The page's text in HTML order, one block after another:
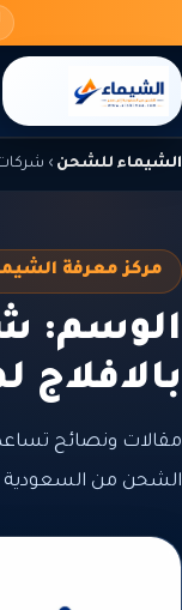
المحتوى
الشيماء للشحن ›
مركز معرفة
الوسم:
بالافلاج
مقالات ونصائح
الشحن من السعودية